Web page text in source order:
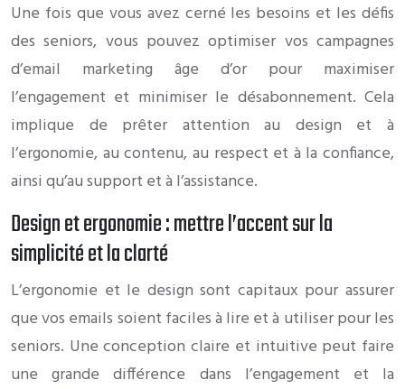
Une fois que vous avez cerné les besoins et les défis
des seniors, vous pouvez optimiser vos campagnes
d’email marketing âge d’or pour maximiser
l’engagement et minimiser le désabonnement. Cela
implique de prêter attention au design et à
l’ergonomie, au contenu, au respect et à la confiance,
ainsi qu’au support et à l’assistance.
Design et ergonomie : mettre l’accent sur la
simplicité et la clarté
L’ergonomie et le design sont capitaux pour assurer
que vos emails soient faciles à lire et à utiliser pour les
seniors. Une conception claire et intuitive peut faire
une grande différence dans l’engagement et la